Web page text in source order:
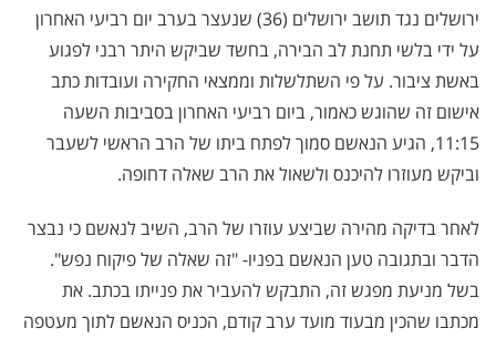
ירושלים נגד תושב ירושלים (36) שנעצר בערב יום רביעי האחרון
על ידי בלשי תחנת לב הבירה, בחשד שביקש היתר רבני לפגוע
באשת ציבור. על פי השתלשלות וממצאי החקירה ועובדות כתב
אישום זה שהוגש כאמור, ביום רביעי האחרון בסביבות השעה
11:15, הגיע הנאשם סמוך לפתח ביתו של הרב הראשי לשעבר
וביקש מעוזרו להיכנס ולשאול את הרב שאלה דחופה.
לאחר בדיקה מהירה שביצע עוזרו של הרב, השיב לנאשם כי נבצר
הדבר ובתגובה טען הנאשם בפניו- "זה שאלה של פיקוח נפש".
בשל מניעת מפגש זה, התבקש להעביר את פנייתו בכתב. את
מכתבו שהכין מבעוד מועד ערב קודם, הכניס הנאשם לתוך מעטפה